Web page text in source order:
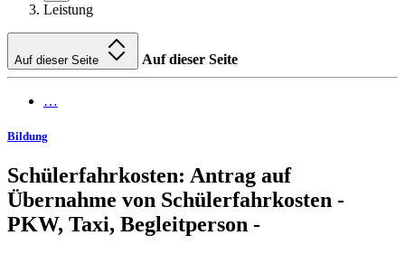
Leistung
Auf dieser Seite Auf dieser Seite
…
Bildung
Schülerfahrkosten: Antrag auf
Übernahme von Schülerfahrkosten -
PKW, Taxi, Begleitperson -